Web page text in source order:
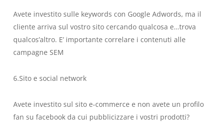
Avete investito sulle keywords con Google Adwords, ma il
cliente arriva sul vostro sito cercando qualcosa e…trova
qualcos’altro. E’ importante correlare i contenuti alle
campagne SEM
6.Sito e social network
Avete investito sul sito e-commerce e non avete un profilo
fan su facebook da cui pubblicizzare i vostri prodotti?